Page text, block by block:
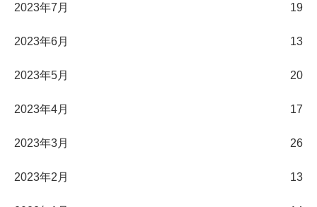
2023年7月 19
2023年6月 13
2023年5月 20
2023年4月 17
2023年3月 26
2023年2月 13